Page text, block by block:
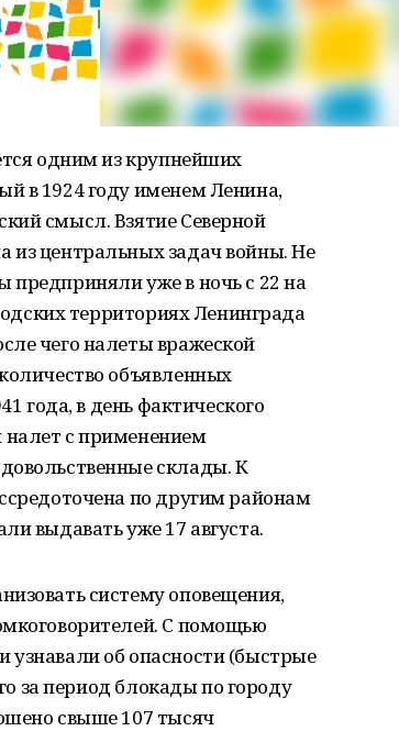
одним из крупнейших
в 1924 году именем Ленина,
смысл. Взятие Северной
из центральных задач войны. Не
предприняли уже в ночь с 22 на
территориях Ленинграда
чего налеты вражеской
объявленных
года, в день фактического
с применением
склады. К
по другим районам
выдавать уже 17 августа.
систему оповещения,
С помощью
об опасности (быстрые
за период блокады по городу
свыше 107 тысяч